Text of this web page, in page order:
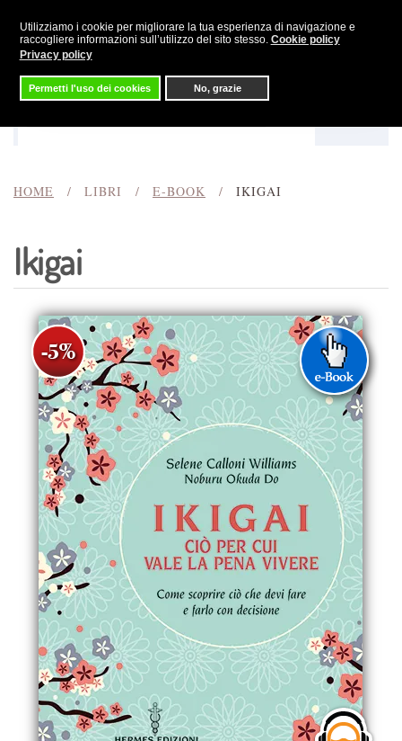
Utilizziamo i cookie per migliorare la tua esperienza di navigazione e
raccogliere informazioni sull’utilizzo del sito stesso. Cookie policy
Privacy policy
Permetti l'uso dei cookies No, grazie
Skip to main content
HOME LIBRI E-BOOK IKIGAI
Ikigai